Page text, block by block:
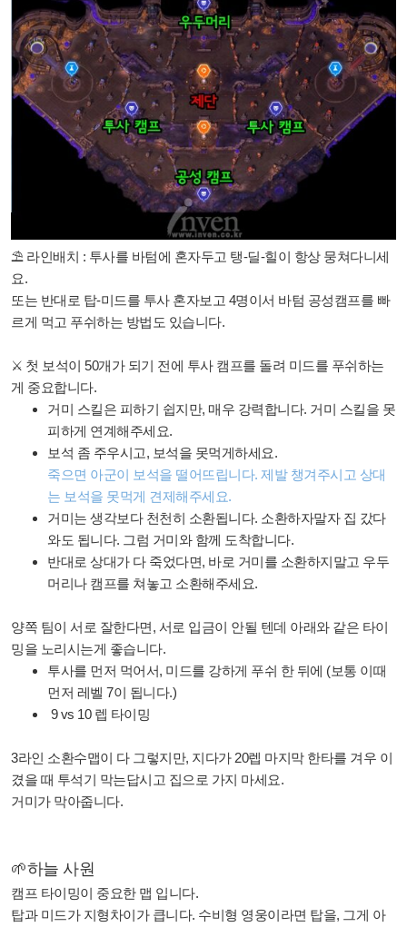
⛱ 라인배치 : 투사를 바텀에 혼자두고 탱-딜-힐이 항상 뭉쳐다니세
요.
또는 반대로 탑-미드를 투사 혼자보고 4명이서 바텀 공성캠프를 빠
르게 먹고 푸쉬하는 방법도 있습니다.
⚔ 첫 보석이 50개가 되기 전에 투사 캠프를 돌려 미드를 푸쉬하는
게 중요합니다.
거미 스킬은 피하기 쉽지만, 매우 강력합니다. 거미 스킬을 못
피하게 연계해주세요.
보석 좀 주우시고, 보석을 못먹게하세요.
죽으면 아군이 보석을 떨어뜨립니다. 제발 챙겨주시고 상대
는 보석을 못먹게 견제해주세요.
거미는 생각보다 천천히 소환됩니다. 소환하자말자 집 갔다
와도 됩니다. 그럼 거미와 함께 도착합니다.
반대로 상대가 다 죽었다면, 바로 거미를 소환하지말고 우두
머리나 캠프를 쳐놓고 소환해주세요.
양쪽 팀이 서로 잘한다면, 서로 입금이 안될 텐데 아래와 같은 타이
밍을 노리시는게 좋습니다.
투사를 먼저 먹어서, 미드를 강하게 푸쉬 한 뒤에 (보통 이때
먼저 레벨 7이 됩니다.)
9 vs 10 렙 타이밍
3라인 소환수맵이 다 그렇지만, 지다가 20렙 마지막 한타를 겨우 이
겼을 때 투석기 막는답시고 집으로 가지 마세요.
거미가 막아줍니다.
🌱하늘 사원
캠프 타이밍이 중요한 맵 입니다.
탑과 미드가 지형차이가 큽니다. 수비형 영웅이라면 탑을, 그게 아